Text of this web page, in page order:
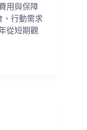
用與保障
、行動需求
從短期觀